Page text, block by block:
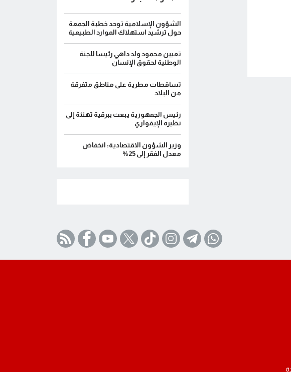
الشؤون الإسلامية توحد خطبة الجمعة
حول ترشيد استهلاك الموارد الطبيعية
تعيين محمود ولد داهي رئيسا للجنة
الوطنية لحقوق الإنسان
تساقطات مطرية على مناطق متفرقة
من البلاد
رئيس الجمهورية يبعث ببرقية تهنئة إلى
نظيره الإيفواري
وزير الشؤون الاقتصادية: انخفاض
معدل الفقر إلى 25%